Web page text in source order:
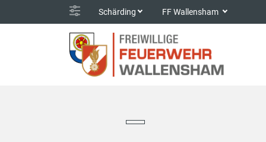
Schärding FF Wallensham